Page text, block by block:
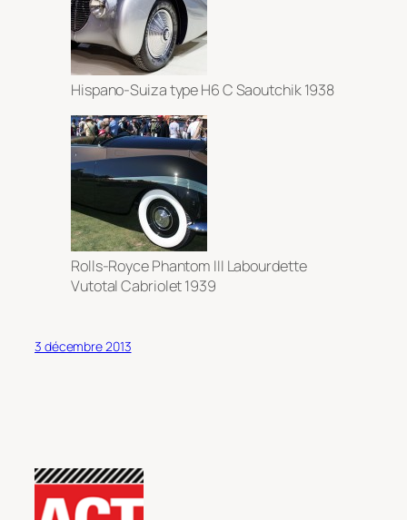
Hispano-Suiza type H6 C Saoutchik 1938
Rolls-Royce Phantom III Labourdette
Vutotal Cabriolet 1939
3 décembre 2013